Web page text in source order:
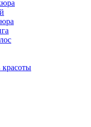
красоты